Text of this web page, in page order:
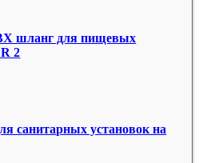
шланг для пищевых
2
санитарных установок на